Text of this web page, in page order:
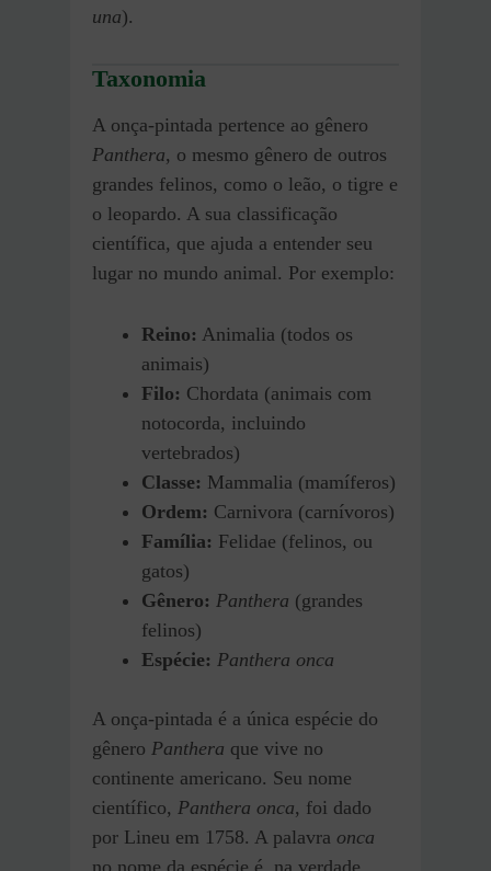
una).
Taxonomia
A onça-pintada pertence ao gênero
Panthera, o mesmo gênero de outros
grandes felinos, como o leão, o tigre e
o leopardo. A sua classificação
científica, que ajuda a entender seu
lugar no mundo animal. Por exemplo:
Reino: Animalia (todos os
animais)
Filo: Chordata (animais com
notocorda, incluindo
vertebrados)
Classe: Mammalia (mamíferos)
Ordem: Carnivora (carnívoros)
Família: Felidae (felinos, ou
gatos)
Gênero: Panthera (grandes
felinos)
Espécie: Panthera onca
A onça-pintada é a única espécie do
gênero Panthera que vive no
continente americano. Seu nome
científico, Panthera onca, foi dado
por Lineu em 1758. A palavra onca